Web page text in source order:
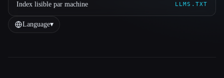
Index lisible par machine LLMS.TXT
Language▾